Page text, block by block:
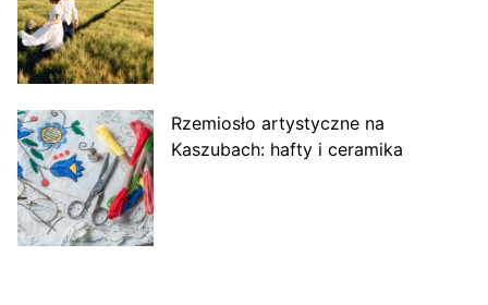
Rzemiosło artystyczne na
Kaszubach: hafty i ceramika